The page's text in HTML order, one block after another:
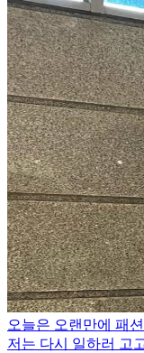
오늘은 오랜만에 패
저는 다시 일하러 고